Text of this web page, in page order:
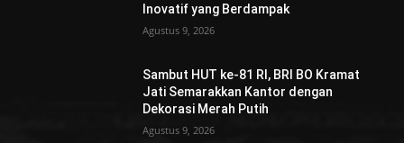
Inovatif yang Berdampak
Agustus 9, 2026
Sambut HUT ke-81 RI, BRI BO Kramat
Jati Semarakkan Kantor dengan
Dekorasi Merah Putih
Agustus 9, 2026